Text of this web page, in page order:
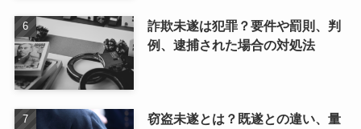
詐欺未遂は犯罪？要件や罰則、判
例、逮捕された場合の対処法
窃盗未遂とは？既遂との違い、量